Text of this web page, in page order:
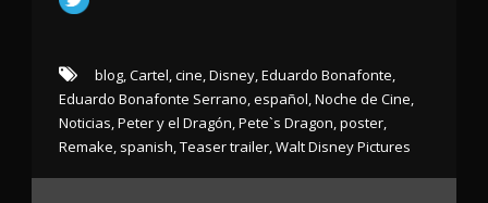
blog Cartel cine Disney Eduardo Bonafonte
Eduardo Bonafonte Serrano español Noche de Cine
Noticias Peter y el Dragón Pete`s Dragon poster
Remake spanish Teaser trailer Walt Disney Pictures